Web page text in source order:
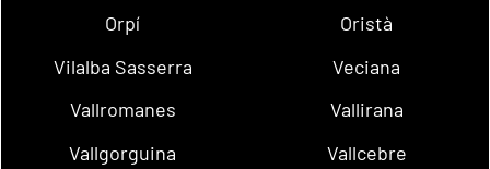
Orpí
Oristà
Vilalba Sasserra
Veciana
Vallromanes
Vallirana
Vallgorguina
Vallcebre